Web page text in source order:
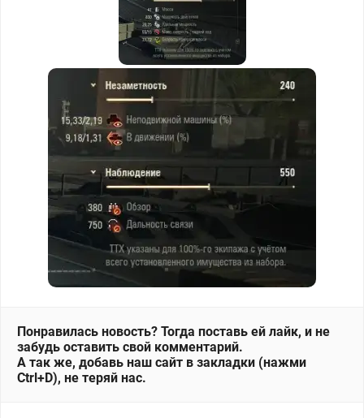
Понравилась новость? Тогда поставь ей лайк, и не
забудь оставить свой комментарий.
А так же, добавь наш сайт в закладки (нажми
Ctrl+D), не теряй нас.